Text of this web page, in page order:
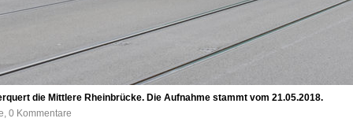
die Mittlere Rheinbrücke. Die Aufnahme stammt vom 21.05.2018.
0 Kommentare